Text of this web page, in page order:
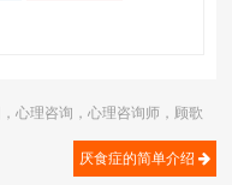
，心理咨询 ，心理咨询师 ， 顾歌
厌食症的简单介绍